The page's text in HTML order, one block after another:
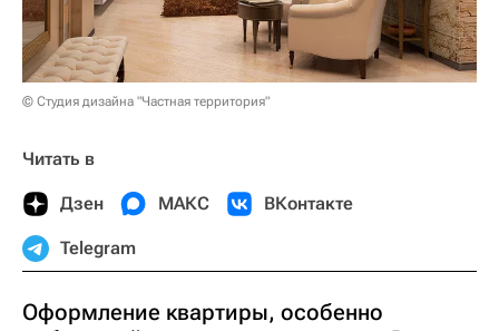
© Студия дизайна "Частная территория"
Читать в
Дзен МАКС ВКонтакте
Telegram
Оформление квартиры, особенно